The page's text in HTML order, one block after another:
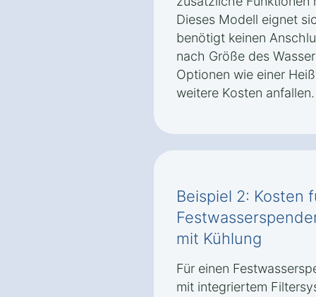
Dieses Modell eignet
benötigt keinen
nach Größe des
Optionen wie einer
weitere Kosten anfallen.
Beispiel 2: Kosten
mit Kühlung
Für einen
mit integriertem